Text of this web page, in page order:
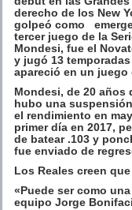
derecho de los New
golpeó como
tercer juego de la
Mondesi, fue el
y jugó 13
apareció en un juego
Mondesi, de 20
hubo una
el rendimiento en
primer día en 2017,
de batear .103 y
fue enviado de
Los Reales creen
«Puede ser como
equipo Jorge